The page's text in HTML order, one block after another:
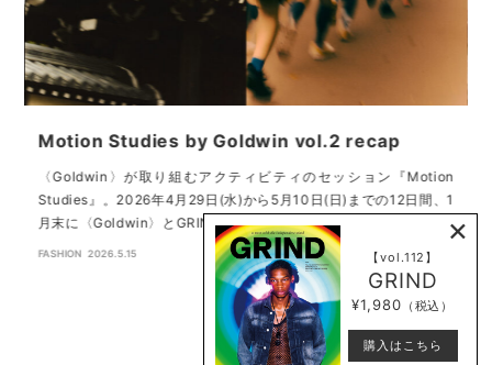
Motion Studies by Goldwin vol.2 recap
〈Goldwin〉が取り組むアクティビティのセッション『Motion
Studies』。2026年4月29日(水)から5月10日(日)までの12日間、1
月末に〈Goldwin〉とGRINDとともに行なったランニングセッシ…
FASHION 2026.5.15 【vol.112】
GRIND
¥1,980 （税込）
購入はこちら
×